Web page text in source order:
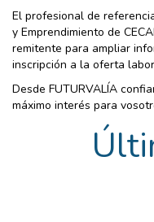
El profesional de
y Emprendimiento de
remitente para ampliar
inscripción a la oferta
Desde FUTURVALÍA
máximo interés para